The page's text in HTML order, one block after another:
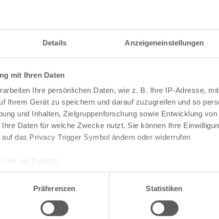
Details Anzeigeneinstellungen
mit Ihren Daten
Ihre persönlichen Daten, wie z. B. Ihre IP-Adresse,
Ihrem Gerät zu speichern und darauf zuzugreifen und so
und Inhalten, Zielgruppenforschung sowie Entwicklung
Daten für welche Zwecke nutzt. Sie können Ihre
das Privacy Trigger Symbol ändern oder widerrufen
geografische Lage erfassen, welche bis auf einige Meter
Scannen nach bestimmten Merkmalen (Fingerprinting)
Ihre persönlichen Daten verarbeitet werden, und legen Sie
Präferenzen Statistiken
Darstellung des RVR-Kartenwerks
mit vielen weiteren Details wie z.B.